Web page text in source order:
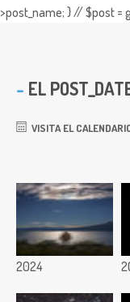
>post_name; } // $post =
EL
VISITA EL
2024